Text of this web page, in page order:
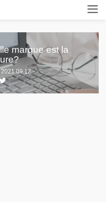
marque est la
09:12